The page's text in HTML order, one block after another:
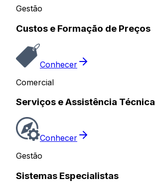
Gestão
Custos e Formação de Preços
Conhecer
Comercial
Serviços e Assistência Técnica
Conhecer
Gestão
Sistemas Especialistas